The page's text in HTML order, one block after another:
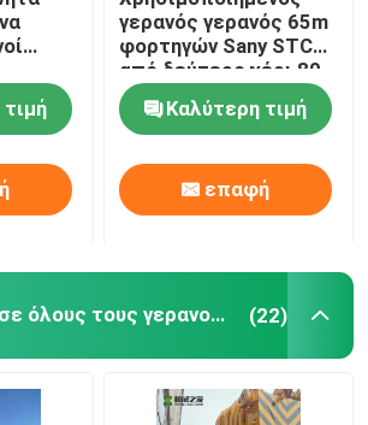
ταύρων ολισθήσεων
diesel
γερανός γερανός 65m
φορτηγών Sany STC
από δεύτερο χέρι 80
τόνου
Καλύτερη τιμή
επαφή
Χρησιμοποίησε όλους τους γερανούς εκτάσεων (22)